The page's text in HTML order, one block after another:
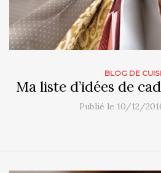
BLOG DE
Ma liste d’idées de
Publié le 10/12/